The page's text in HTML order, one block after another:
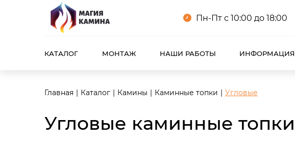
Пн-Пт с 10:00 до 18:00
КАТАЛОГ МОНТАЖ НАШИ РАБОТЫ ИНФОРМАЦИЯ
Главная Каталог Камины Каминные топки Угловые
Угловые каминные топки